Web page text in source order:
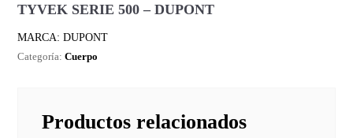
TYVEK SERIE 500 – DUPONT
MARCA: DUPONT
Categoría:Cuerpo
Productos relacionados